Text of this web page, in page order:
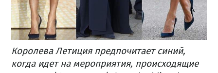
Королева Летиция предпочитает синий,
когда идет на мероприятия, происходящие